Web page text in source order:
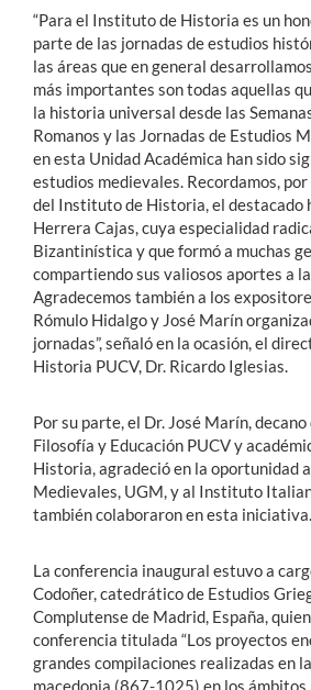
“Para el Instituto de Historia es un
parte de las jornadas de estudios
las áreas que en general
más importantes son todas aquellas
la historia universal desde las
Romanos y las Jornadas de Estudios
en esta Unidad Académica han sido
estudios medievales. Recordamos,
del Instituto de Historia, el
Herrera Cajas, cuya especialidad
Bizantinística y que formó a muchas
compartiendo sus valiosos aportes a
Agradecemos también a los
Rómulo Hidalgo y José Marín
jornadas”, señaló en la ocasión, el
Historia PUCV, Dr. Ricardo Iglesias.
Por su parte, el Dr. José Marín,
Filosofía y Educación PUCV y
Historia, agradeció en la oportunidad
Medievales, UGM, y al Instituto
también colaboraron en esta iniciativa.
La conferencia inaugural estuvo a
Codoñer, catedrático de Estudios
Complutense de Madrid, España,
conferencia titulada “Los proyectos
grandes compilaciones realizadas en
macedonia (867-1025) en los